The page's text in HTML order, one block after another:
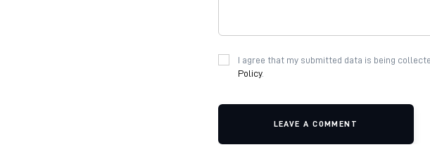
I agree that my submitted data is being
Policy.
LEAVE A COMMENT